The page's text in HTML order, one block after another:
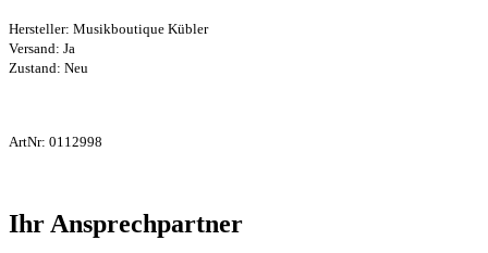
Hersteller: Musikboutique Kübler
Versand: Ja
Zustand: Neu
ArtNr: 0112998
Ihr Ansprechpartner